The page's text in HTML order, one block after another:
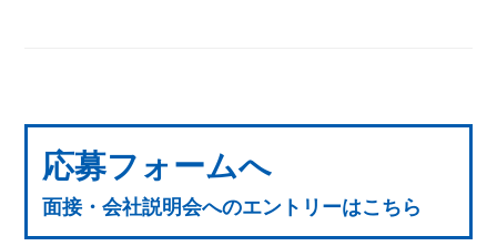
応募フォームへ
面接・会社説明会へのエントリーはこちら